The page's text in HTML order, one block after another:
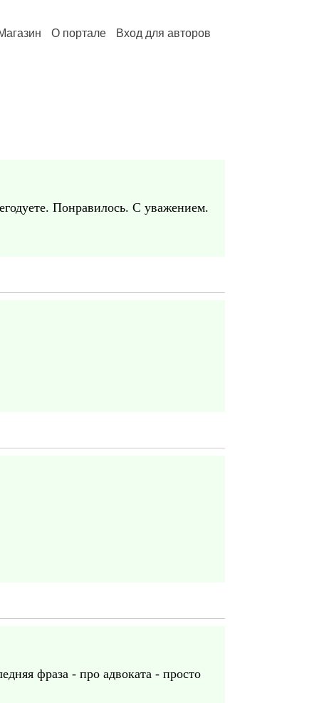
О портале Вход для авторов
Понравилось. С уважением.
фраза - про адвоката - просто